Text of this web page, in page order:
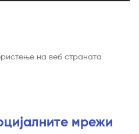
на веб страната
мрежи